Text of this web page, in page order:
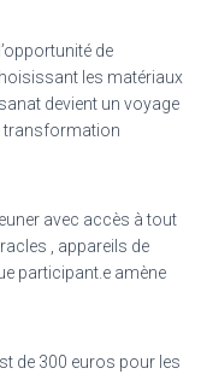
de
les matériaux
devient un voyage
transformation
avec accès à tout
, appareils de
participant.e amène
de 300 euros pour les